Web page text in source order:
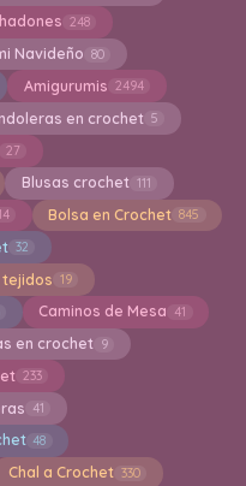
248
Navideño 80
Amigurumis 2494
en crochet 5
27
Blusas crochet 111
Bolsa en Crochet 845
32
tejidos 19
Caminos de Mesa 41
en crochet 9
233
41
48
Chal a Crochet 330